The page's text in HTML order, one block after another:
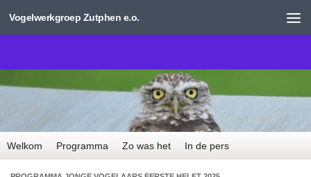
Doorgaan naar inhoud
Vogelwerkgroep Zutphen e.o.
Welkom Programma Zo was het In de pers